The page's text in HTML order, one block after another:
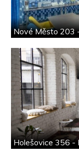
Nové Město 203
Holešovice 356 -